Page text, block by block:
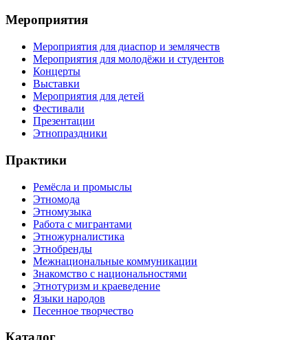
Мероприятия
Мероприятия для диаспор и землячеств
Мероприятия для молодёжи и студентов
Концерты
Выставки
Мероприятия для детей
Фестивали
Презентации
Этнопраздники
Практики
Ремёсла и промыслы
Этномода
Этномузыка
Работа с мигрантами
Этножурналистика
Этнобренды
Межнациональные коммуникации
Знакомство с национальностями
Этнотуризм и краеведение
Языки народов
Песенное творчество
Каталог